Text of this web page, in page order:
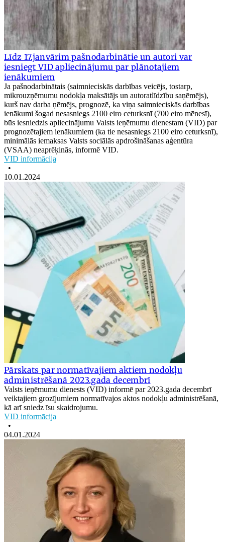
Līdz 17.janvārim pašnodarbinātie un autori var
iesniegt VID apliecinājumu par plānotajiem
ienākumiem
Ja pašnodarbinātais (saimnieciskās darbības veicējs, tostarp,
mikrouzņēmumu nodokļa maksātājs un autoratlīdzību saņēmējs),
kurš nav darba ņēmējs, prognozē, ka viņa saimnieciskās darbības
ienākumi šogad nesasniegs 2100 eiro ceturksnī (700 eiro mēnesī),
būs iesniedzis apliecinājumu Valsts ieņēmumu dienestam (VID) par
prognozētajiem ienākumiem (ka tie nesasniegs 2100 eiro ceturksnī),
minimālās iemaksas Valsts sociālās apdrošināšanas aģentūra
(VSAA) neaprēķinās, informē VID.
VID informācija
•
10.01.2024
Pārskats par normatīvajiem aktiem nodokļu
administrēšanā 2023.gada decembrī
Valsts ieņēmumu dienests (VID) informē par 2023.gada decembrī
veiktajiem grozījumiem normatīvajos aktos nodokļu administrēšanā,
kā arī sniedz īsu skaidrojumu.
VID informācija
•
04.01.2024